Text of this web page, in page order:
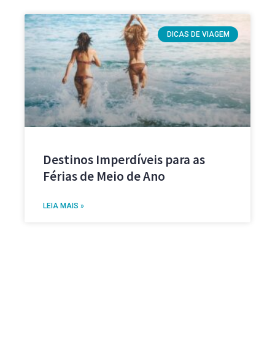
DICAS DE VIAGEM
Destinos Imperdíveis para as
Férias de Meio de Ano
LEIA MAIS »